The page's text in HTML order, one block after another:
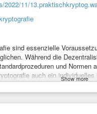
2022/11/
sind essenzielle
Während die
und
auch ein individuelles
Show more